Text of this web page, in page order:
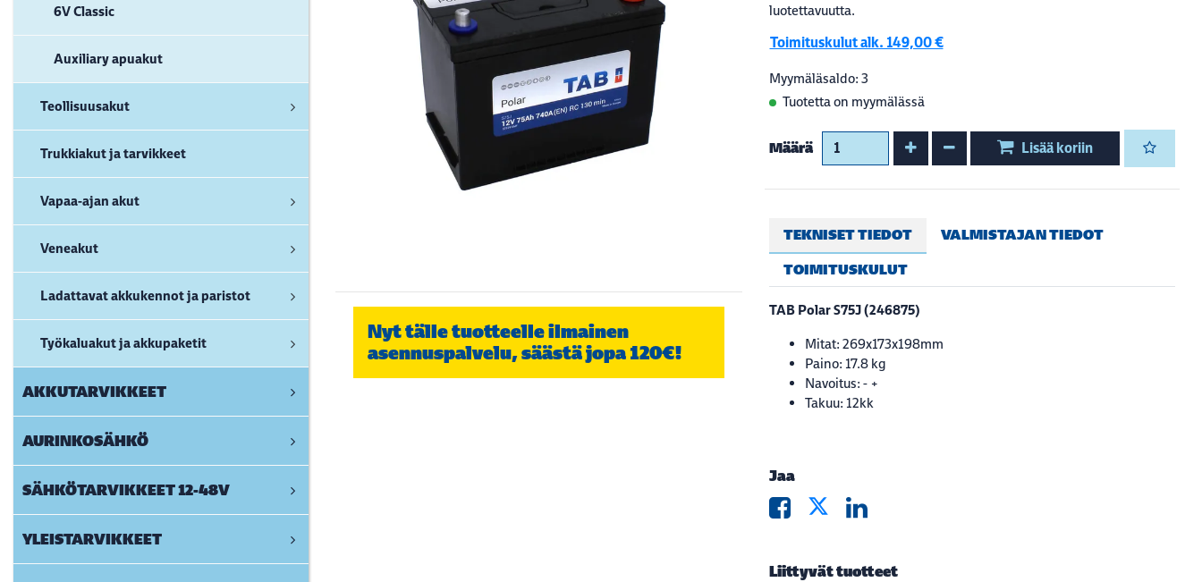
6V Classic
Auxiliary apuakut
Teollisuusakut
Trukkiakut ja tarvikkeet
Vapaa-ajan akut
Veneakut
Ladattavat akkukennot ja paristot
Työkaluakut ja akkupaketit
AKKUTARVIKKEET
AURINKOSÄHKÖ
SÄHKÖTARVIKKEET 12-48V
YLEISTARVIKKEET
Nyt tälle tuotteelle ilmainen
asennuspalvelu, säästä jopa 120€!
luotettavuutta.
Toimituskulut alk. 149,00 €
Myymäläsaldo: 3
Tuotetta on myymälässä
Määrä Kasvata määrää
Vähennä määrääLisää koriin
TEKNISET TIEDOT
VALMISTAJAN TIEDOT
TOIMITUSKULUT
TAB Polar S75J (246875)
Mitat: 269x173x198mm
Paino: 17.8 kg
Navoitus: - +
Takuu: 12kk
Jaa
Liittyvät tuotteet